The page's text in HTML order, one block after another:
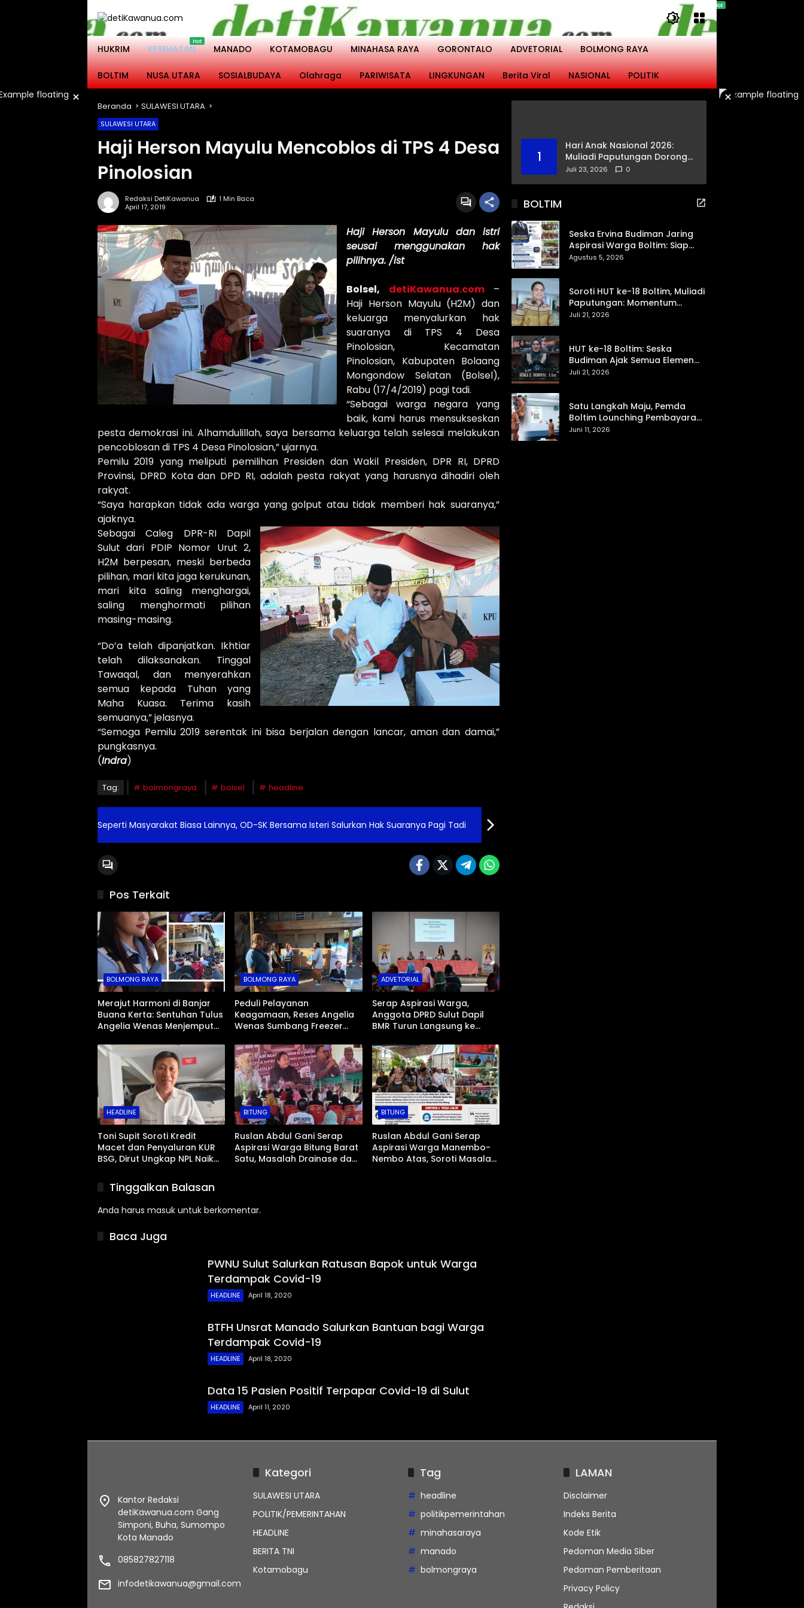
HUKRIM
KESEHATAN MANADO KOTAMOBAGU MINAHASA RAYA GORONTALO ADVETORIAL BOLMONG RAYA
BOLTIM NUSA UTARA SOSIALBUDAYA Olahraga PARIWISATA LINGKUNGAN Berita Viral NASIONAL POLITIK
× ×
Beranda SULAWESI UTARA
SULAWESI UTARA
Haji Herson Mayulu Mencoblos di TPS 4 Desa
Pinolosian
Redaksi DetiKawanua
1 Min Baca
April 17, 2019
Haji Herson Mayulu dan istri
seusai menggunakan hak
pilihnya. /ist
Bolsel, detiKawanua.com–
Haji Herson Mayulu (H2M) dan
keluarga menyalurkan hak
suaranya di TPS 4 Desa
Pinolosian, Kecamatan
Pinolosian, Kabupaten Bolaang
Mongondow Selatan (Bolsel),
Rabu (17/4/2019) pagi tadi.
“Sebagai warga negara yang
baik, kami harus mensukseskan
pesta demokrasi ini. Alhamdulillah, saya bersama keluarga telah selesai melakukan
pencoblosan di TPS 4 Desa Pinolosian,” ujarnya.
Pemilu 2019 yang meliputi pemilihan Presiden dan Wakil Presiden, DPR RI, DPRD
Provinsi, DPRD Kota dan DPD RI, adalah pesta rakyat yang harusnya dihadiri oleh
rakyat.
“Saya harapkan tidak ada warga yang golput atau tidak memberi hak suaranya,”
ajaknya.
Sebagai Caleg DPR-RI Dapil
Sulut dari PDIP Nomor Urut 2,
H2M berpesan, meski berbeda
pilihan, mari kita jaga kerukunan,
mari kita saling menghargai,
saling menghormati pilihan
masing-masing.
“Do’a telah dipanjatkan. Ikhtiar
telah dilaksanakan. Tinggal
Tawaqal, dan menyerahkan
semua kepada Tuhan yang
Maha Kuasa. Terima kasih
semuanya,” jelasnya.
“Semoga Pemilu 2019 serentak ini bisa berjalan dengan lancar, aman dan damai,”
pungkasnya.
(Indra)
Tag: bolmongraya bolsel headline
Seperti Masyarakat Biasa Lainnya, OD-SK Bersama Isteri Salurkan Hak Suaranya Pagi Tadi
Pos Terkait
BOLMONG RAYA
Merajut Harmoni di Banjar
Buana Kerta: Sentuhan Tulus
Angelia Wenas Menjemput
BOLMONG RAYA
Peduli Pelayanan
Keagamaan, Reses Angelia
Wenas Sumbang Freezer
Mopugad Bolmong
ADVETORIAL
Serap Aspirasi Warga,
Anggota DPRD Sulut Dapil
BMR Turun Langsung ke
HEADLINE
Toni Supit Soroti Kredit
Macet dan Penyaluran KUR
BSG, Dirut Ungkap NPL Naik
BITUNG
Ruslan Abdul Gani Serap
Aspirasi Warga Bitung Barat
Satu, Masalah Drainase dan
BITUNG
Ruslan Abdul Gani Serap
Aspirasi Warga Manembo-
Nembo Atas, Soroti Masalah
Tinggalkan Balasan
Anda harus masuk untuk berkomentar.
Baca Juga
PWNU Sulut Salurkan Ratusan Bapok untuk Warga
Terdampak Covid-19
HEADLINE April 18, 2020
BTFH Unsrat Manado Salurkan Bantuan bagi Warga
Terdampak Covid-19
HEADLINE April 18, 2020
Data 15 Pasien Positif Terpapar Covid-19 di Sulut
HEADLINE April 11, 2020
1
Hari Anak Nasional 2026:
Muliadi Paputungan Dorong
Pemerataan Akses
Juli 23, 2026 0
BOLTIM
Seska Ervina Budiman Jaring
Aspirasi Warga Boltim: Siap
Perjuangkan IPR, Jalan Trans,
Agustus 5, 2026
Soroti HUT ke-18 Boltim, Muliadi
Paputungan: Momentum
Refleksi Menuju Daerah Mandiri
Juli 21, 2026
HUT ke-18 Boltim: Seska
Budiman Ajak Semua Elemen
Bersinergi untuk Kemajuan
Juli 21, 2026
Satu Langkah Maju, Pemda
Boltim Lounching Pembayaran
PBB Lewat Scan Qris
Juni 11, 2026
Kantor Redaksi
detiKawanua.com Gang
Simponi, Buha, Sumompo
Kota Manado
085827827118
infodetikawanua@gmail.com
Kategori
SULAWESI UTARA
POLITIK/PEMERINTAHAN
HEADLINE
BERITA TNI
Kotamobagu
Tag
headline
politikpemerintahan
minahasaraya
manado
bolmongraya
LAMAN
Disclaimer
Indeks Berita
Kode Etik
Pedoman Media Siber
Pedoman Pemberitaan
Privacy Policy